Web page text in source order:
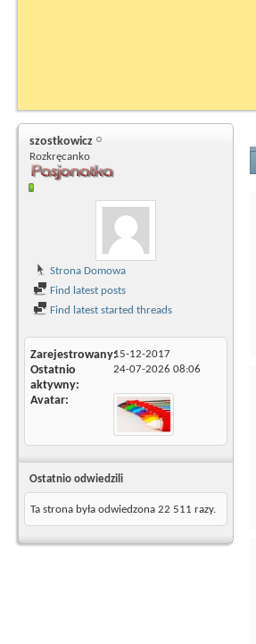
szostkowicz
Rozkręcanko
Strona Domowa
Find latest posts
Find latest started threads
Zarejestrowany15-12-2017
Ostatnio
aktywny
24-07-2026 08:06
Avatar
Ostatnio odwiedzili
Ta strona była odwiedzona 22 511 razy.